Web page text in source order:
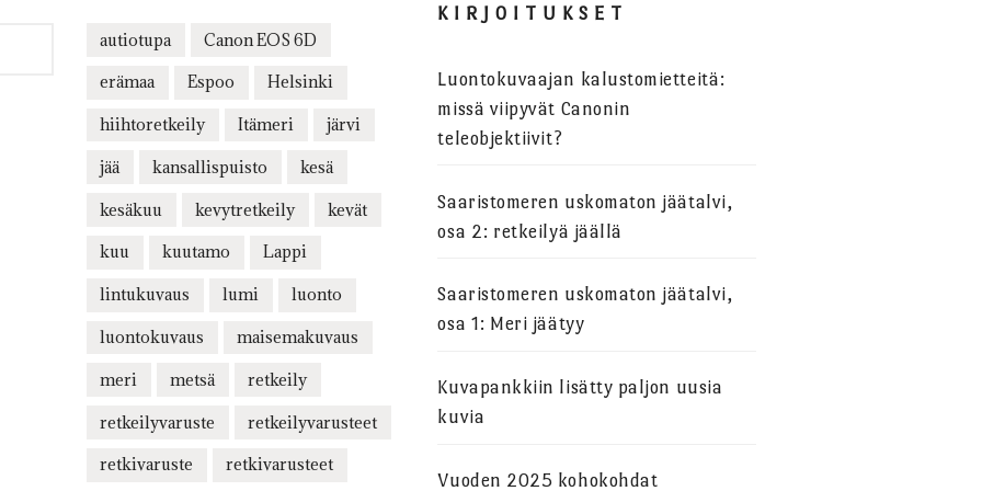
autiotupa Canon EOS 6D
erämaa Espoo Helsinki
hiihtoretkeily Itämeri järvi
jää kansallispuisto kesä
kesäkuu kevytretkeily kevät
kuu kuutamo Lappi
lintukuvaus lumi luonto
luontokuvaus maisemakuvaus
meri metsä retkeily
retkeilyvaruste retkeilyvarusteet
retkivaruste retkivarusteet
KIRJOITUKSET
Luontokuvaajan kalustomietteitä:
missä viipyvät Canonin
teleobjektiivit?
Saaristomeren uskomaton jäätalvi,
osa 2: retkeilyä jäällä
Saaristomeren uskomaton jäätalvi,
osa 1: Meri jäätyy
Kuvapankkiin lisätty paljon uusia
kuvia
Vuoden 2025 kohokohdat